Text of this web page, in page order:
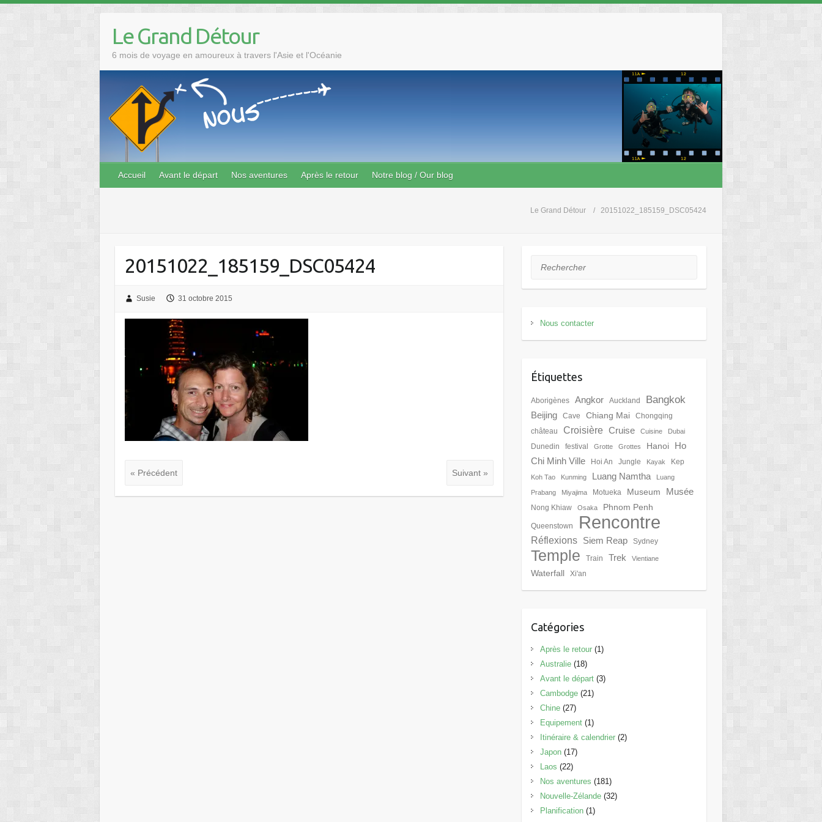
content
Le Grand Détour
6 mois de voyage en amoureux à travers l'Asie et l'Océanie
Accueil Avant le départ Nos aventures Après le retour Notre blog / Our blog
Le Grand Détour 20151022_185159_DSC05424
20151022_185159_DSC05424
Susie 31 octobre 2015
« Précédent Suivant »
Rechercher
Nous contacter
Étiquettes
Aborigènes Angkor Auckland Bangkok
Beijing Cave Chiang Mai
Chongqing
château
Croisière Cruise Cuisine Dubai
Dunedin festival Grotte Grottes Hanoi
Ho
Chi Minh Ville
Hoi An Jungle Kayak Kep
Koh Tao Kunming Luang Namtha Luang
Prabang Miyajima Motueka Museum Musée
Nong Khiaw Osaka Phnom Penh
Queenstown Rencontre
Réflexions Siem Reap Sydney
Temple Train Trek Vientiane
Waterfall Xi'an
Catégories
Après le retour(1)
Australie(18)
Avant le départ(3)
Cambodge(21)
Chine(27)
Equipement(1)
Itinéraire & calendrier(2)
Japon(17)
Laos (22)
Nos aventures (181)
Nouvelle-Zélande(32)
Planification(1)